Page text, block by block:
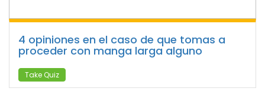
4 opiniones en el caso de que tomas a
proceder con manga larga alguno
Take Quiz